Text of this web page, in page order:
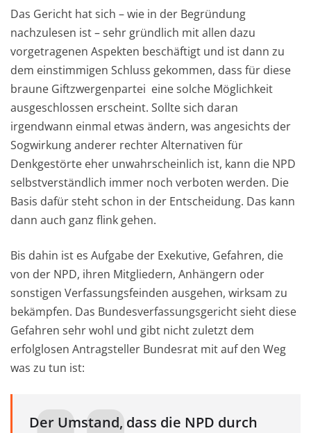
Das Gericht hat sich – wie in der Begründung
nachzulesen ist – sehr gründlich mit allen dazu
vorgetragenen Aspekten beschäftigt und ist dann zu
dem einstimmigen Schluss gekommen, dass für diese
braune Giftzwergenpartei eine solche Möglichkeit
ausgeschlossen erscheint. Sollte sich daran
irgendwann einmal etwas ändern, was angesichts der
Sogwirkung anderer rechter Alternativen für
Denkgestörte eher unwahrscheinlich ist, kann die NPD
selbstverständlich immer noch verboten werden. Die
Basis dafür steht schon in der Entscheidung. Das kann
dann auch ganz flink gehen.
Bis dahin ist es Aufgabe der Exekutive, Gefahren, die
von der NPD, ihren Mitgliedern, Anhängern oder
sonstigen Verfassungsfeinden ausgehen, wirksam zu
bekämpfen. Das Bundesverfassungsgericht sieht diese
Gefahren sehr wohl und gibt nicht zuletzt dem
erfolglosen Antragsteller Bundesrat mit auf den Weg
was zu tun ist:
Der Umstand, dass die NPD durch